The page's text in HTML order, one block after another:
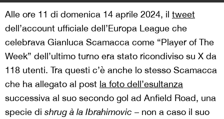
Alle ore 11 di domenica 14 aprile 2024, il tweet
dell’account ufficiale dell’Europa League che
celebrava Gianluca Scamacca come “Player of The
Week” dell’ultimo turno era stato ricondiviso su X da
118 utenti. Tra questi c’è anche lo stesso Scamacca
che ha allegato al post la foto dell’esultanza
successiva al suo secondo gol ad Anfield Road, una
specie di shrug à la Ibrahimovic – non a caso il suo